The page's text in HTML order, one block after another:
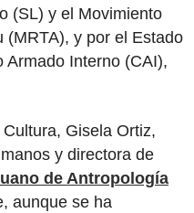
(SL) y el Movimiento
(MRTA), y por el Estado
Armado Interno (CAI),
Gisela Ortiz,
y directora de
de Antropología
aunque se ha